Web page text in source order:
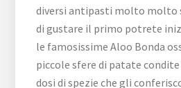
diversi antipasti molto molto
di gustare il primo potrete
le famosissime Aloo Bonda
piccole sfere di patate
dosi di spezie che gli